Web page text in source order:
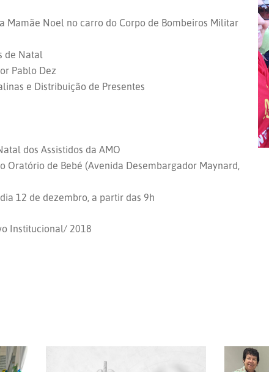
Mamãe Noel no carro do Corpo de Bombeiros Militar
de Natal
Pablo Dez
e Distribuição de Presentes
dos Assistidos da AMO
Oratório de Bebé (Avenida Desembargador Maynard,
12 de dezembro, a partir das 9h
Institucional/ 2018